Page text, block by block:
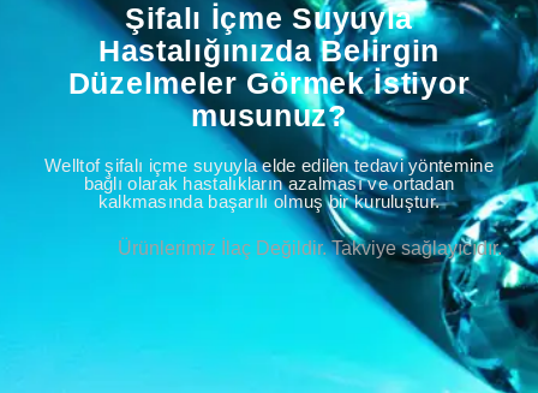
Şifalı İçme Suyuyla
Hastalığınızda Belirgin
Düzelmeler Görmek İstiyor
musunuz?
Welltof şifalı içme suyuyla elde edilen tedavi yöntemine
bağlı olarak hastalıkların azalması ve ortadan
kalkmasında başarılı olmuş bir kuruluştur.
Ürünlerimiz İlaç Değildir. Takviye sağlayıcıdır.